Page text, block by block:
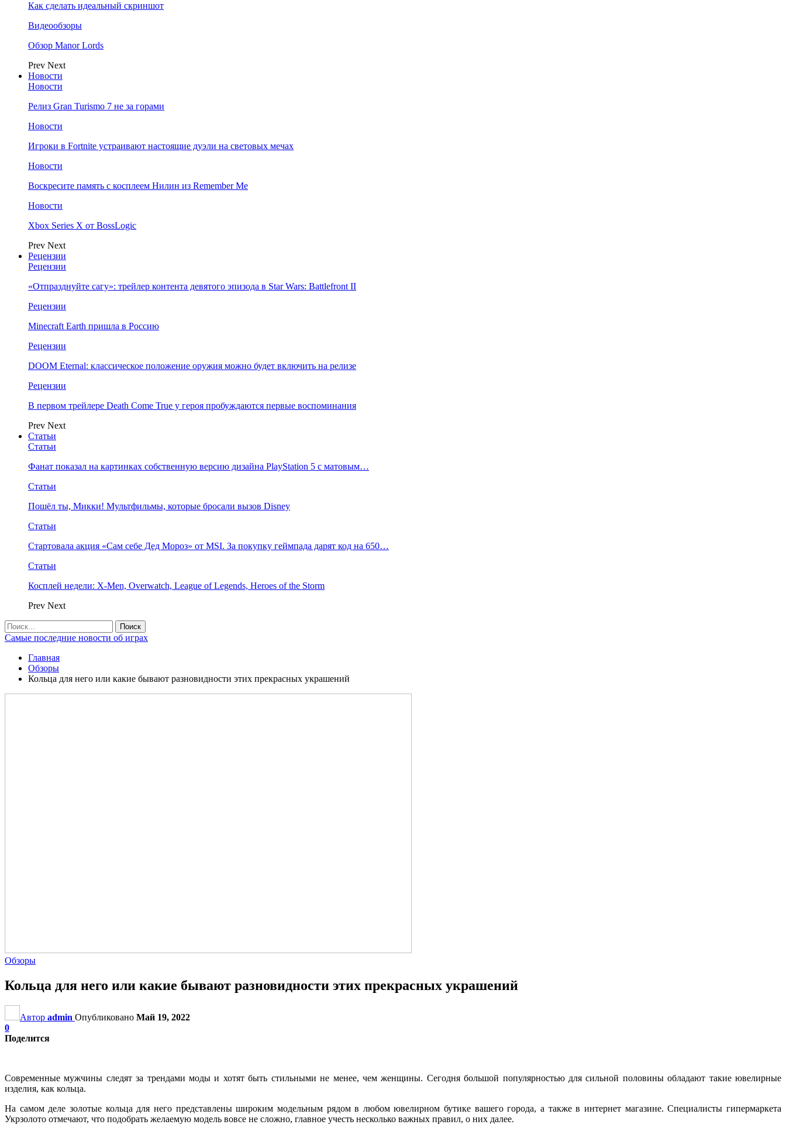
Как сделать идеальный скриншот
Видеообзоры
Обзор Manor Lords
Prev Next
Новости
Новости
Релиз Gran Turismo 7 не за горами
Новости
Игроки в Fortnite устраивают настоящие дуэли на световых мечах
Новости
Воскресите память с косплеем Нилин из Remember Me
Новости
Xbox Series X от BossLogic
Prev Next
Рецензии
Рецензии
«Отпразднуйте сагу»: трейлер контента девятого эпизода в Star Wars: Battlefront II
Рецензии
Minecraft Earth пришла в Россию
Рецензии
DOOM Eternal: классическое положение оружия можно будет включить на релизе
Рецензии
В первом трейлере Death Come True у героя пробуждаются первые воспоминания
Prev Next
Статьи
Статьи
Фанат показал на картинках собственную версию дизайна PlayStation 5 с матовым…
Статьи
Пошёл ты, Микки! Мультфильмы, которые бросали вызов Disney
Статьи
Стартовала акция «Сам себе Дед Мороз» от MSI. За покупку геймпада дарят код на 650…
Статьи
Косплей недели: X-Men, Overwatch, League of Legends, Heroes of the Storm
Prev Next
Самые последние новости об играх
Главная
Обзоры
Кольца для него или какие бывают разновидности этих прекрасных украшений
Обзоры
Кольца для него или какие бывают разновидности этих прекрасных украшений
Автор admin Опубликовано Май 19, 2022
0
Поделится
Современные мужчины следят за трендами моды и хотят быть стильными не менее, чем женщины. Сегодня большой популярностью для сильной половины обладают такие ювелирные
изделия, как кольца.
На самом деле золотые кольца для него представлены широким модельным рядом в любом ювелирном бутике вашего города, а также в интернет магазине. Специалисты гипермаркета
Укрзолото отмечают, что подобрать желаемую модель вовсе не сложно, главное учесть несколько важных правил, о них далее.